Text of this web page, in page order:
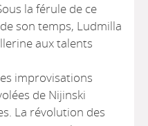
la férule de ce
son temps, Ludmilla
aux talents
improvisations
de Nijinski
La révolution des